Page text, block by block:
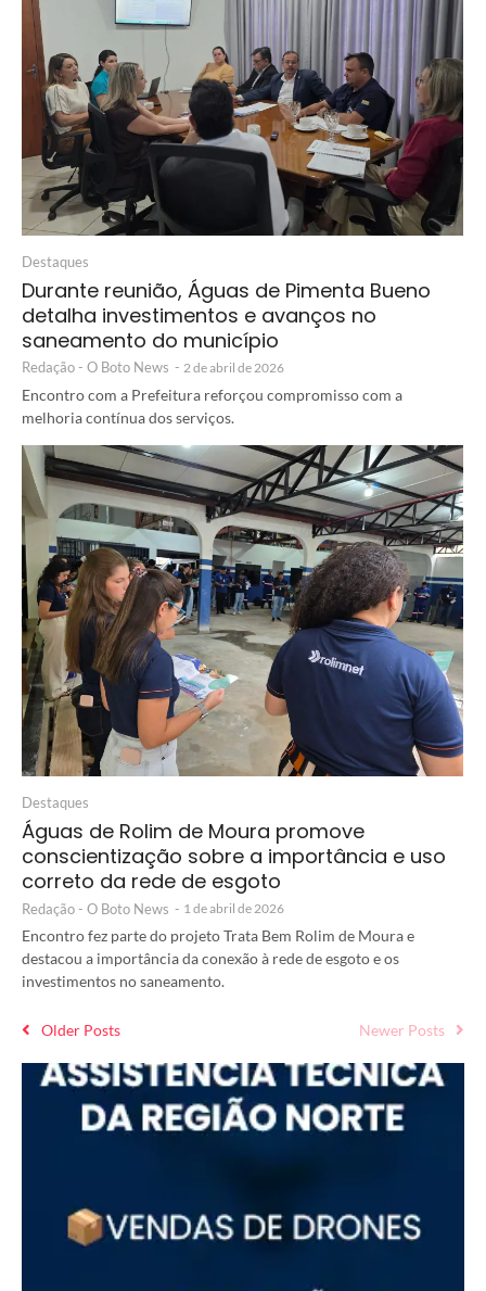
Destaques
Durante reunião, Águas de Pimenta Bueno
detalha investimentos e avanços no
saneamento do município
Redação - O Boto News - 2 de abril de 2026
Encontro com a Prefeitura reforçou compromisso com a
melhoria contínua dos serviços.
Destaques
Águas de Rolim de Moura promove
conscientização sobre a importância e uso
correto da rede de esgoto
Redação - O Boto News - 1 de abril de 2026
Encontro fez parte do projeto Trata Bem Rolim de Moura e
destacou a importância da conexão à rede de esgoto e os
investimentos no saneamento.
Older Posts Newer Posts